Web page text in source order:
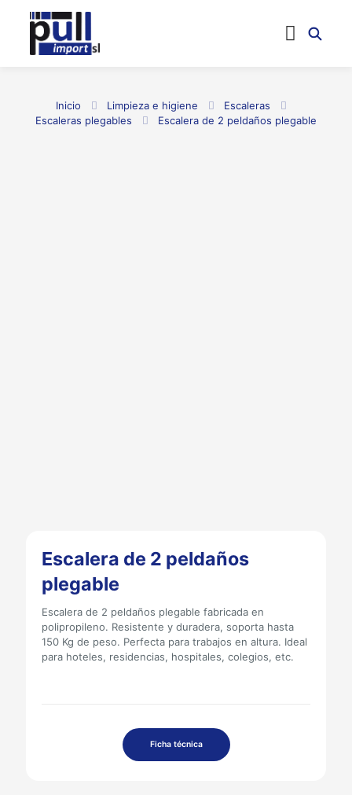
Inicio Limpieza e higiene
Escaleras
Escaleras plegables
Escalera de 2 peldaños plegable
Escalera de 2 peldaños
plegable
Escalera de 2 peldaños plegable fabricada en
polipropileno. Resistente y duradera, soporta hasta
150 Kg de peso. Perfecta para trabajos en altura. Ideal
para hoteles, residencias, hospitales, colegios, etc.
Ficha técnica